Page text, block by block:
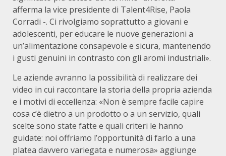
afferma la vice presidente di Talent4Rise, Paola
Corradi -. Ci rivolgiamo soprattutto a giovani e
adolescenti, per educare le nuove generazioni a
un’alimentazione consapevole e sicura, mantenendo
i gusti genuini in contrasto con gli aromi industriali».
Le aziende avranno la possibilità di realizzare dei
video in cui raccontare la storia della propria azienda
e i motivi di eccellenza: «Non è sempre facile capire
cosa c’è dietro a un prodotto o a un servizio, quali
scelte sono state fatte e quali criteri le hanno
guidate: noi offriamo l’opportunità di farlo a una
platea davvero variegata e numerosa» aggiunge